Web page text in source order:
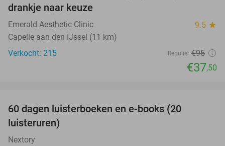
drankje naar keuze
Emerald Aesthetic Clinic 9.5 star
Capelle aan den IJssel (11 km)
Verkocht: 215
Regulier €95
€37,50
60 dagen luisterboeken en e-books (20
luisteruren)
Nextory